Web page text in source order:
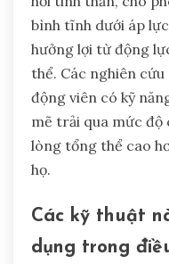
bình tĩnh dưới áp
hưởng lợi từ động
thể. Các nghiên
động viên có kỹ
mẽ trải qua mức độ
lòng tổng thể cao
họ.
Các kỹ thuật
dụng trong